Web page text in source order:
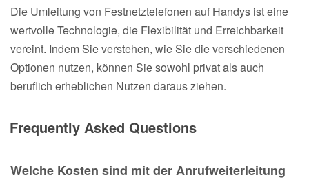
Die Umleitung von Festnetztelefonen auf Handys ist eine
wertvolle Technologie, die Flexibilität und Erreichbarkeit
vereint. Indem Sie verstehen, wie Sie die verschiedenen
Optionen nutzen, können Sie sowohl privat als auch
beruflich erheblichen Nutzen daraus ziehen.
Frequently Asked Questions
Welche Kosten sind mit der Anrufweiterleitung